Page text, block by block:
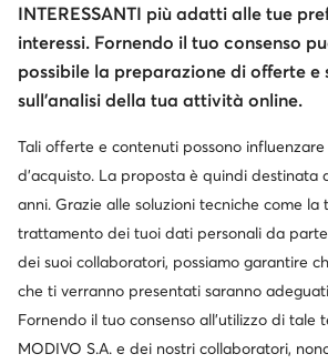
Cambia paese:
© escarpe.it 2026
Modifica
Informativa sulla privacy
INTERESSANTI più adatti alle tue
interessi. Fornendo il tuo consenso
possibile la preparazione di offerte e
sull’analisi della tua attività online.
Tali offerte e contenuti possono
d’acquisto. La proposta è quindi destinata
anni. Grazie alle soluzioni tecniche come la
trattamento dei tuoi dati personali da parte
dei suoi collaboratori, possiamo garantire
che ti verranno presentati saranno
Fornendo il tuo consenso all’utilizzo di
MODIVO S.A. e dei nostri collaboratori,